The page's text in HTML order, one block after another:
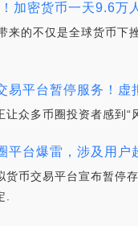
加密货币一天9.6万
来的不仅是全球货币
易平台暂停服务！
众多币圈投资者感到
平台爆雷，涉及用户
货币交易平台宣布暂停